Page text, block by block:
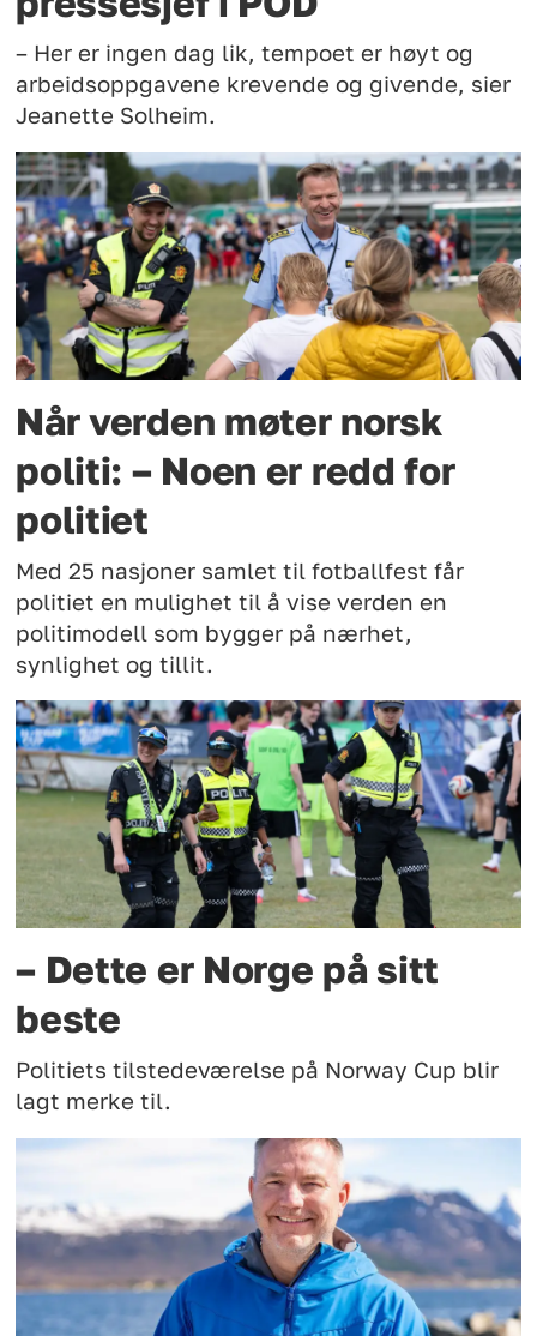
– Her er ingen dag lik, tempoet er høyt og
arbeidsoppgavene krevende og givende, sier
Jeanette Solheim.
Når verden møter norsk
politi: – Noen er redd for
politiet
Med 25 nasjoner samlet til fotballfest får
politiet en mulighet til å vise verden en
politimodell som bygger på nærhet,
synlighet og tillit.
– Dette er Norge på sitt
beste
Politiets tilstedeværelse på Norway Cup blir
lagt merke til.